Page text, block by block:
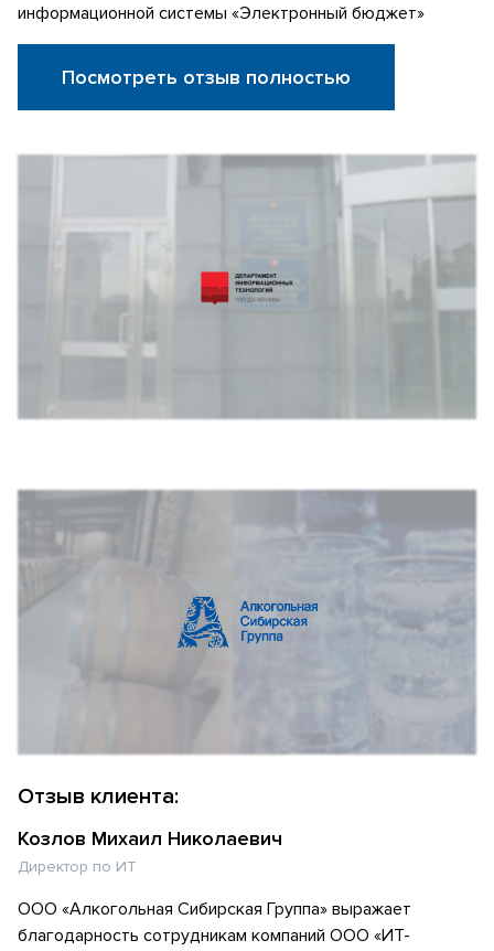
информационной системы «Электронный бюджет»
Посмотреть отзыв полностью
Отзыв клиента:
Козлов Михаил Николаевич
Директор по ИТ
ООО «Алкогольная Сибирская Группа» выражает
благодарность сотрудникам компаний ООО «ИТ-